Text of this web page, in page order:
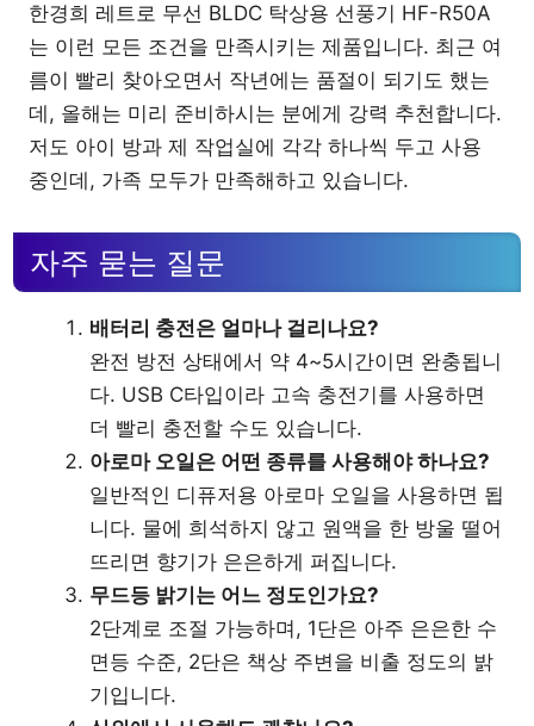
한경희 레트로 무선 BLDC 탁상용 선풍기 HF-R50A
는 이런 모든 조건을 만족시키는 제품입니다. 최근 여
름이 빨리 찾아오면서 작년에는 품절이 되기도 했는
데, 올해는 미리 준비하시는 분에게 강력 추천합니다.
저도 아이 방과 제 작업실에 각각 하나씩 두고 사용
중인데, 가족 모두가 만족해하고 있습니다.
자주 묻는 질문
배터리 충전은 얼마나 걸리나요?
완전 방전 상태에서 약 4~5시간이면 완충됩니
다. USB C타입이라 고속 충전기를 사용하면
더 빨리 충전할 수도 있습니다.
아로마 오일은 어떤 종류를 사용해야 하나요?
일반적인 디퓨저용 아로마 오일을 사용하면 됩
니다. 물에 희석하지 않고 원액을 한 방울 떨어
뜨리면 향기가 은은하게 퍼집니다.
무드등 밝기는 어느 정도인가요?
2단계로 조절 가능하며, 1단은 아주 은은한 수
면등 수준, 2단은 책상 주변을 비출 정도의 밝
기입니다.